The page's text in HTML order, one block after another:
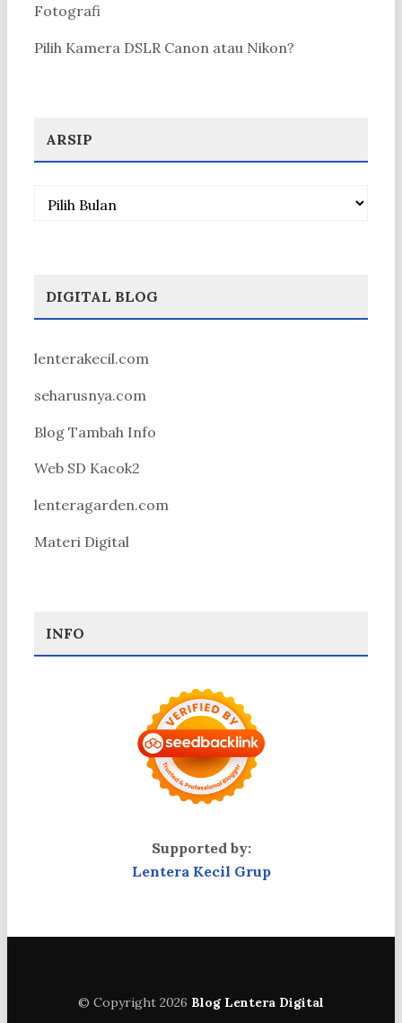
Fotografi
Pilih Kamera DSLR Canon atau Nikon?
ARSIP
Arsip
DIGITAL BLOG
lenterakecil.com
seharusnya.com
Blog Tambah Info
Web SD Kacok2
lenteragarden.com
Materi Digital
INFO
Supported by:
Lentera Kecil Grup
© Copyright 2026 Blog Lentera Digital